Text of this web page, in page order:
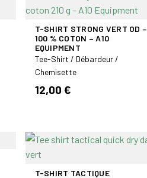
T-SHIRT STRONG VERT OD –
100 % COTON – A10
EQUIPMENT
Tee-Shirt / Débardeur /
Chemisette
12,00 €
T-SHIRT TACTIQUE